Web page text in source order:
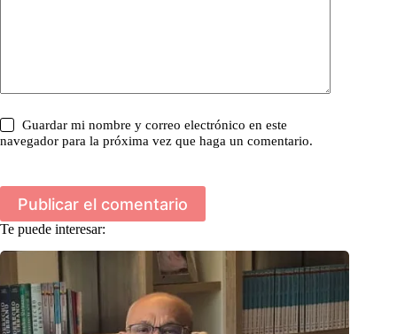
Guardar mi nombre y correo electrónico en este
navegador para la próxima vez que haga un comentario.
Publicar el comentario
Te puede interesar: